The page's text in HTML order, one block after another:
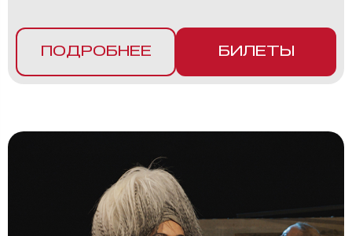
ПОДРОБНЕЕ БИЛЕТЫ